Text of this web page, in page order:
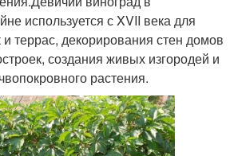
используется с XVII века для
террас, декорирования стен домов
создания живых изгородей и
растения.